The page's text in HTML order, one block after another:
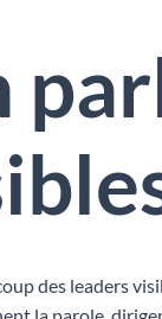
des leaders